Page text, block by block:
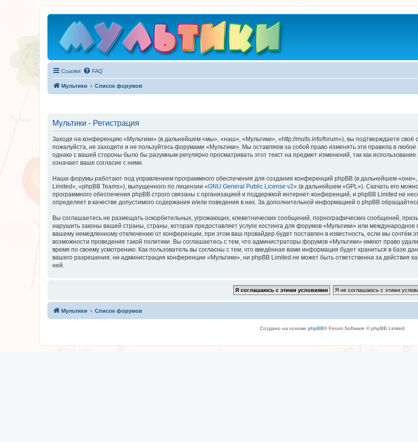
Ссылки FAQ
Мультики Список форумов
Мультики - Регистрация
Заходя на конференцию «Мультики» (в дальнейшем «мы», «наш», «Мультики», «http://mults.info/forum»), вы подтверждаете своё
пожалуйста, не заходите и не пользуйтесь форумами «Мультики». Мы оставляем за собой право изменять эти правила в
однако с вашей стороны было бы разумным регулярно просматривать этот текст на предмет изменений, так как
означает ваше согласие с ними.
Наши форумы работают под управлением программного обеспечения для создания конференций phpBB (в дальнейшем
Limited», «phpBB Teams»), выпущенного по лицензии «GNU General Public License v2» (в дальнейшем «GPL»). Скачать его
программного обеспечения phpBB строго связаны с организацией и поддержкой интернет-конференций, и phpBB Limited не
определяет в качестве допустимого содержания и/или поведения в них. За дополнительной информацией о phpBB
Вы соглашаетесь не размещать оскорбительных, угрожающих, клеветнических сообщений, порнографических сообщений,
нарушить законы вашей страны, страны, которая предоставляет услуги хостинга для форумов «Мультики» или
вашему немедленному отключению от конференции, при этом ваш провайдер будет поставлен в известность, если мы сочтём
возможности проведения такой политики. Вы соглашаетесь с тем, что администраторы форумов «Мультики» имеют право
время по своему усмотрению. Как пользователь вы согласны с тем, что введённая вами информация будет храниться в базе
вашего разрешения, ни администрация конференции «Мультики», ни phpBB Limited не может быть ответственна за действия
ней.
Мультики Список форумов
Создано на основе phpBB® Forum Software © phpBB Limited